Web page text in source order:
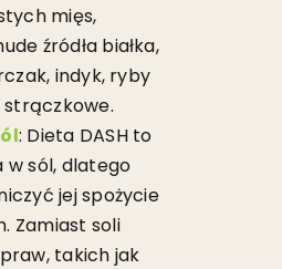
mięs,
źródła białka,
indyk, ryby
: Dieta DASH to
w sól, dlatego
jej spożycie
Zamiast soli
takich jak